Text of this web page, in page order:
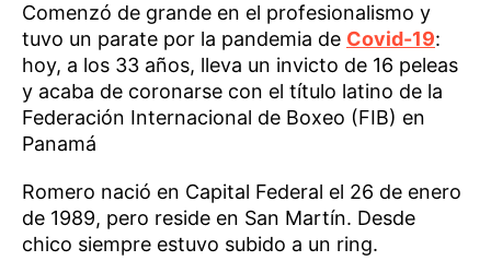
Comenzó de grande en el profesionalismo y
tuvo un parate por la pandemia de Covid-19:
hoy, a los 33 años, lleva un invicto de 16 peleas
y acaba de coronarse con el título latino de la
Federación Internacional de Boxeo (FIB) en
Panamá
Romero nació en Capital Federal el 26 de enero
de 1989, pero reside en San Martín. Desde
chico siempre estuvo subido a un ring.